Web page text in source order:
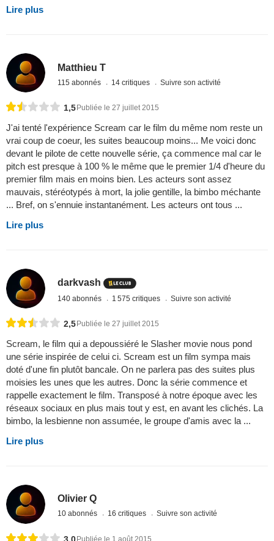
Lire plus
Matthieu T
115 abonnés 14 critiques Suivre son activité
1,5 Publiée le 27 juillet 2015
J'ai tenté l'expérience Scream car le film du même nom reste un
vrai coup de coeur, les suites beaucoup moins... Me voici donc
devant le pilote de cette nouvelle série, ça commence mal car le
pitch est presque à 100 % le même que le premier 1/4 d'heure du
premier film mais en moins bien. Les acteurs sont assez
mauvais, stéréotypés à mort, la jolie gentille, la bimbo méchante
... Bref, on s'ennuie instantanément. Les acteurs ont tous ...
Lire plus
darkvash
140 abonnés 1 575 critiques Suivre son activité
2,5Publiée le 27 juillet 2015
Scream, le film qui a depoussiéré le Slasher movie nous pond
une série inspirée de celui ci. Scream est un film sympa mais
doté d'une fin plutôt bancale. On ne parlera pas des suites plus
moisies les unes que les autres. Donc la série commence et
rappelle exactement le film. Transposé à notre époque avec les
réseaux sociaux en plus mais tout y est, en avant les clichés. La
bimbo, la lesbienne non assumée, le groupe d'amis avec la ...
Lire plus
Olivier Q
10 abonnés 16 critiques Suivre son activité
Publiée le 1 août 2015